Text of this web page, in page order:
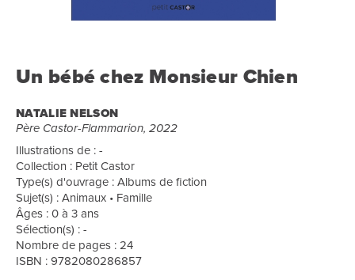
Un bébé chez Monsieur Chien
NATALIE NELSON
Père Castor-Flammarion, 2022
Illustrations de : -
Collection : Petit Castor
Type(s) d'ouvrage : Albums de fiction
Sujet(s) : Animaux • Famille
Âges : 0 à 3 ans
Sélection(s) : -
Nombre de pages : 24
ISBN : 9782080286857